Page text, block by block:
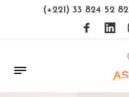
(+221) 33 824 52 82